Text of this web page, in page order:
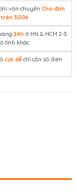
vận chuyển Cho đơn
300k
24h ở HN & HCM 2-3
tỉnh khác
cực dễ chỉ cần số điện